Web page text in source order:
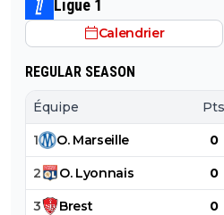
Ligue 1
Calendrier
REGULAR SEASON
Équipe Pts
1 O. Marseille 0
2 O. Lyonnais 0
3 Brest 0